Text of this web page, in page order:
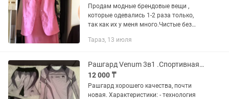
Продам модные брендовые вещи ,
которые одевались 1-2 раза только,
так как их у меня много.Чистые без
Отдам дешево Размеры подойдут на М
Тараз, 13 июля
Рашгард Venum 3в1 .Спортивная одежда
12 000 ₸
Рашгард хорошего качества, почти
новая. Характеристики: - технология